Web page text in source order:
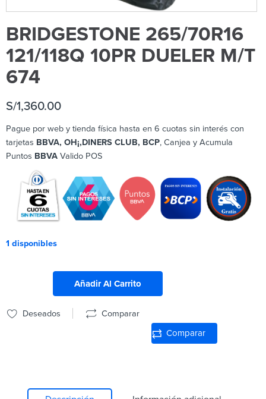
BRIDGESTONE 265/70R16
121/118Q 10PR DUELER M/T
674
S/1,360.00
Pague por web y tienda física hasta en 6 cuotas sin interés con
tarjetas BBVA, OH¡,DINERS CLUB, BCP, Canjea y Acumula
Puntos BBVA Valido POS
1 disponibles
Añadir Al Carrito
Deseados Comparar
Comparar